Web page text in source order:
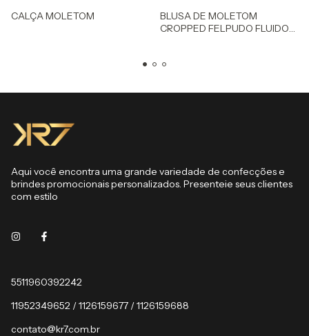
CALÇA MOLETOM
BLUSA DE MOLETOM
CROPPED FELPUDO FLUIDO
Aqui você encontra uma grande variedade de confecções e
brindes promocionais personalizados. Presenteie seus clientes
com estilo
5511960392242
11952349652 / 1126159677 / 1126159688
contato@kr7.com.br